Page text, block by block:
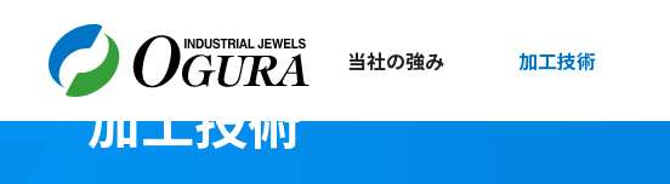
当社の強み 加工技術
加工技術